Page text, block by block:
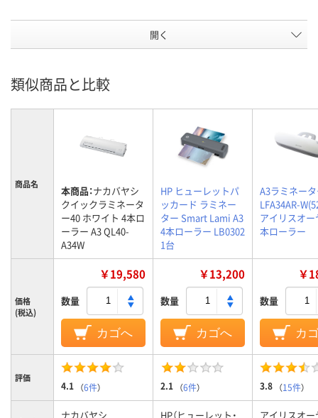
開く
類似商品と比較
商品名 本商品：ナカバヤシ
クイックラミネータ
ー40 ホワイト 4本ロ
ーラー A3 QL40-
A34W
HP ヒューレットパ
ッカード ラミネー
ター Smart Lami A3
4本ローラー LB0302
1台
A3ラミネー
LFA34AR-
アイリスオー
本ローラー
価格
(税込)
￥19,580
数量
カゴへ
￥13,200
数量
カゴへ
￥
数量
カ
評価
4.1 （6件） 2.1 （6件） 3.8 （15件）
ナカバヤシ
HP（ヒューレット・
アイリスオー